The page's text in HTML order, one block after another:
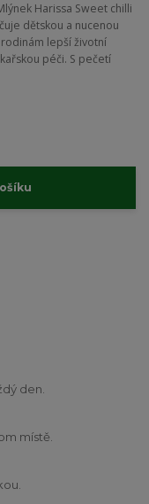
Harissa Sweet chilli
dětskou a nucenou
lepší životní
péči. S pečetí
den.
místě.